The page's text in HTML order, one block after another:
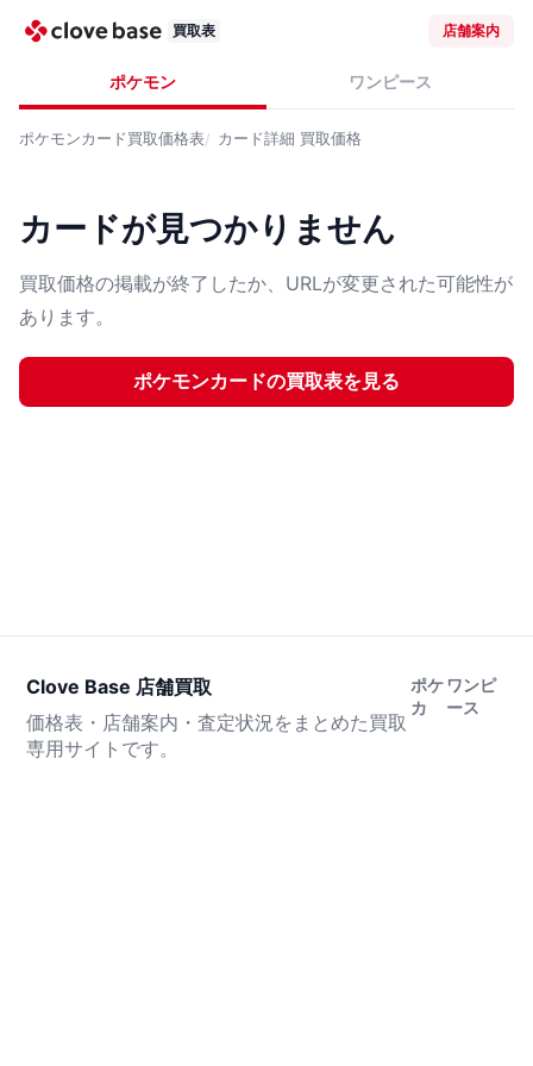
買取表 店舗案内
ポケモン ワンピース
ポケモンカード買取価格表 カード詳細 買取価格
カードが見つかりません
買取価格の掲載が終了したか、URLが変更された可能性が
あります。
ポケモンカードの買取表を見る
Clove Base 店舗買取
価格表・店舗案内・査定状況をまとめた買取
専用サイトです。
ポケ
カ
ワンピ
ース